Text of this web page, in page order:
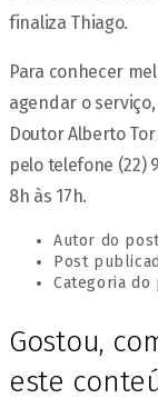
finaliza Thiago.
Para conhecer
agendar o
Doutor Alberto
pelo telefone (22)
8h às 17h.
Autor do
Post
Categoria do
Gostou,
este